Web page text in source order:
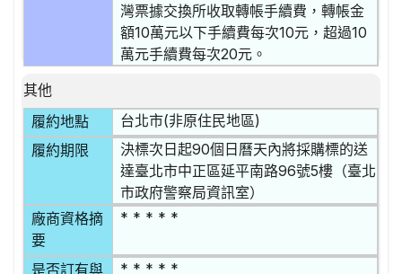
灣票據交換所收取轉帳手續費，轉帳金
額10萬元以下手續費每次10元，超過10
萬元手續費每次20元。
其他
履約地點
台北市(非原住民地區)
履約期限
決標次⽇起90個日曆天內將採購標的送
達臺北市中正區延平南路96號5樓（臺北
市政府警察局資訊室）
廠商資格摘
要
* * * * *
是否訂有與
* * * * *